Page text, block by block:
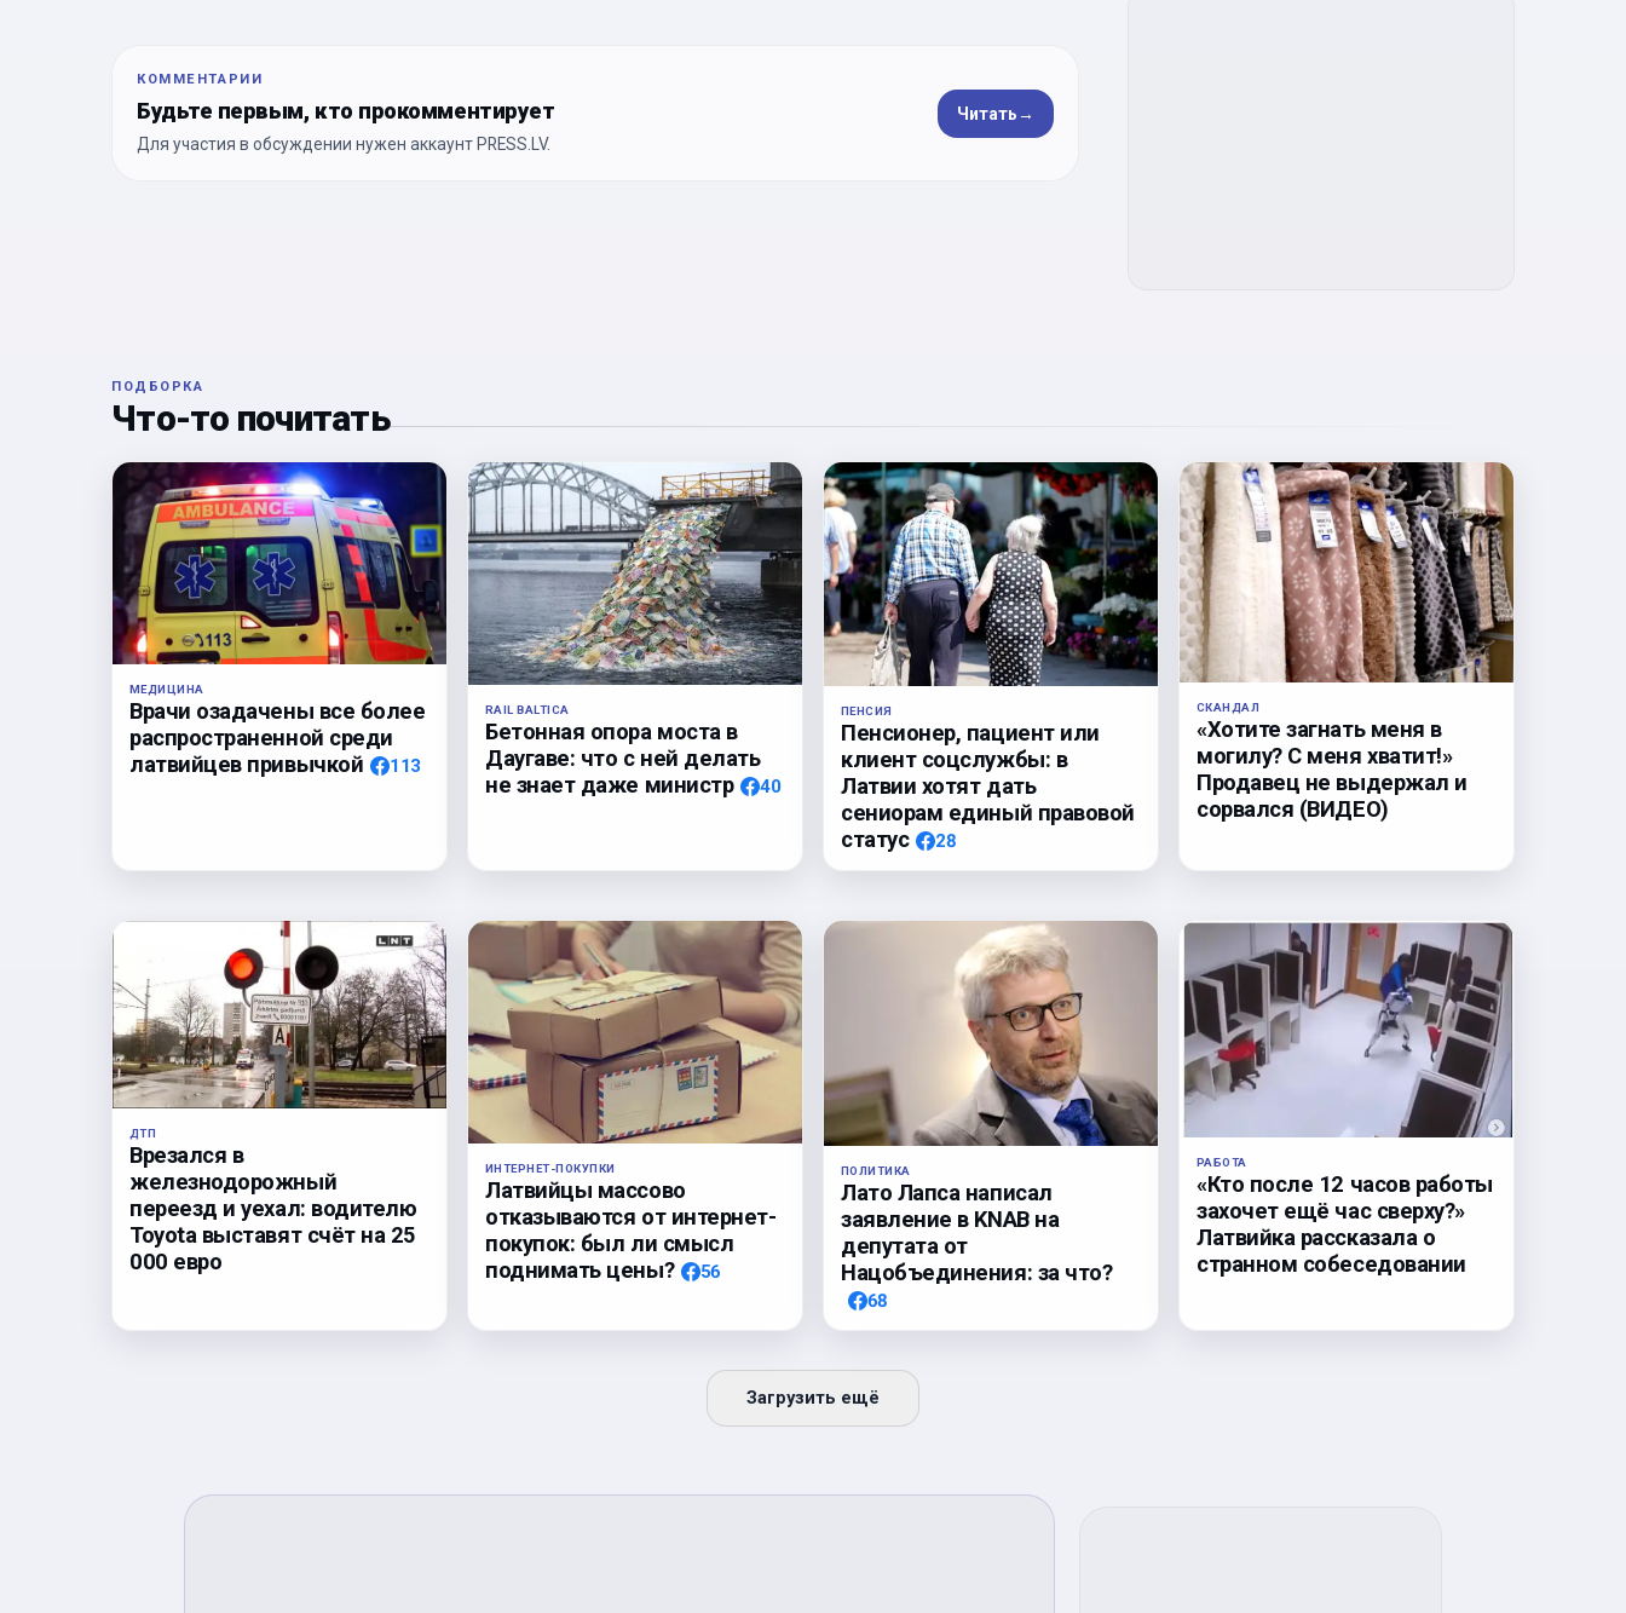
КОММЕНТАРИИ
Будьте первым, кто прокомментирует
Для участия в обсуждении нужен аккаунт PRESS.LV.
Читать→
ПОДБОРКА
Что-то почитать
МЕДИЦИНА
Врачи озадачены все более
распространенной среди
латвийцев привычкой
113
RAIL BALTICA
Бетонная опора моста в
Даугаве: что с ней делать
не знает даже министр
40
ПЕНСИЯ
Пенсионер, пациент или
клиент соцслужбы: в
Латвии хотят дать
сениорам единый правовой
статус
28
СКАНДАЛ
«Хотите загнать меня в
могилу? С меня хватит!»
Продавец не выдержал и
сорвался (ВИДЕО)
ДТП
Врезался в
железнодорожный
переезд и уехал: водителю
Toyota выставят счёт на 25
000 евро
ИНТЕРНЕТ-ПОКУПКИ
Латвийцы массово
отказываются от интернет-
покупок: был ли смысл
поднимать цены?
56
ПОЛИТИКА
Лато Лапса написал
заявление в KNAB на
депутата от
Нацобъединения: за что?
68
РАБОТА
«Кто после 12 часов работы
захочет ещё час сверху?»
Латвийка рассказала о
странном собеседовании
Загрузить ещё